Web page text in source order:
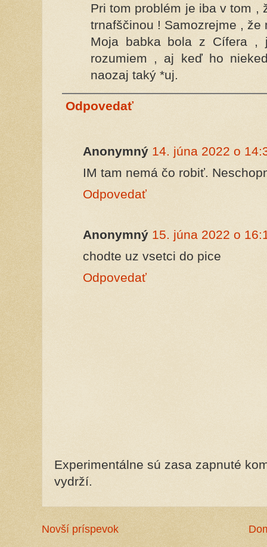
Pri tom problém je iba v tom ,
trnafščinou ! Samozrejme , že
Moja babka bola z Cífera ,
rozumiem , aj keď ho
naozaj taký *uj.
Odpovedať
Anonymný 14. júna 2022 o
IM tam nemá čo robiť.
Odpovedať
Anonymný 15. júna 2022 o
chodte uz vsetci do pice
Odpovedať
Experimentálne sú zasa zapnuté
vydrží.
Novší príspevok